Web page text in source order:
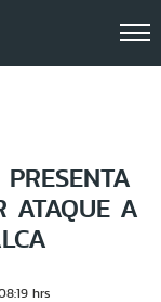
ATAQUE A
hrs